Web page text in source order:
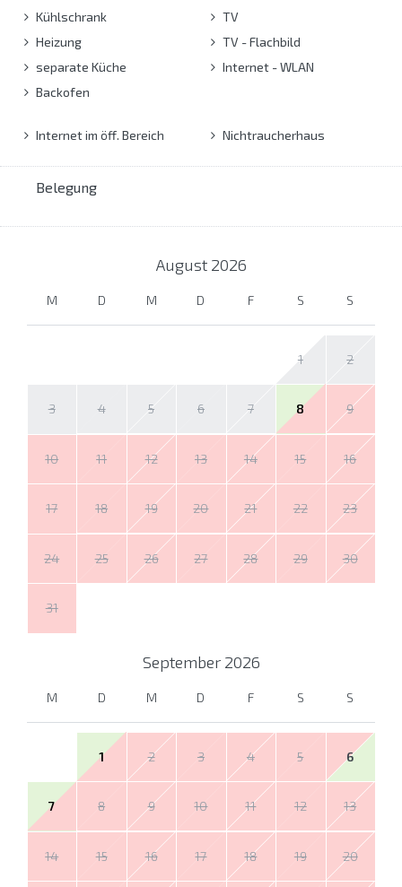
Kühlschrank
Heizung
separate Küche
Backofen
TV
TV - Flachbild
Internet - WLAN
Internet im öff. Bereich Nichtraucherhaus
Belegung
August 2026
M D M D F S S
1 2
3 4 5 6 7 8 9
10 11 12 13 14 15 16
17 18 19 20 21 22 23
24 25 26 27 28 29 30
31
September 2026
M D M D F S S
1 2 3 4 5 6
7 8 9 10 11 12 13
14 15 16 17 18 19 20